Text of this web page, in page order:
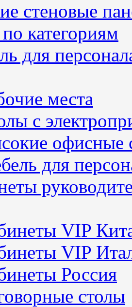
стеновые
категориям
для
места
с
офисные
для
VIP
VIP
Россия
столы